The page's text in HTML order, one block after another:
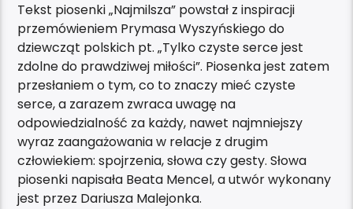
Tekst piosenki „Najmilsza” powstał z inspiracji
przemówieniem Prymasa Wyszyńskiego do
dziewcząt polskich pt. „Tylko czyste serce jest
zdolne do prawdziwej miłości”. Piosenka jest zatem
przesłaniem o tym, co to znaczy mieć czyste
serce, a zarazem zwraca uwagę na
odpowiedzialność za każdy, nawet najmniejszy
wyraz zaangażowania w relacje z drugim
człowiekiem: spojrzenia, słowa czy gesty. Słowa
piosenki napisała Beata Mencel, a utwór wykonany
jest przez Dariusza Malejonka.